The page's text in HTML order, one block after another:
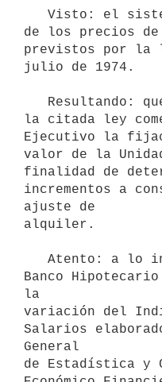
de los precios de
previstos por la
julio de 1974.
la citada ley
Ejecutivo la
valor de la
finalidad de
incrementos a
ajuste de
alquiler.
Banco
la
variación del
Salarios
General
de Estadística y